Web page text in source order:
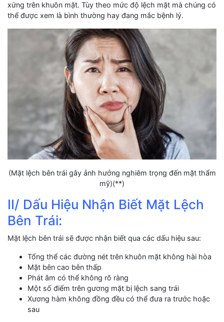
xứng trên khuôn mặt. Tùy theo mức độ lệch mặt mà chúng có
thể được xem là bình thường hay đang mắc bệnh lý.
(Mặt lệch bên trái gây ảnh hưởng nghiêm trọng đến mặt thẩm
mỹ)(**)
II/ Dấu Hiệu Nhận Biết Mặt Lệch
Bên Trái:
Mặt lệch bên trái sẽ được nhận biết qua các dấu hiệu sau:
Tổng thể các đường nét trên khuôn mặt không hài hòa
Mặt bên cao bên thấp
Phát âm có thể không rõ ràng
Một số điểm trên gương mặt bị lệch sang trái
Xương hàm không đồng đều có thể đưa ra trước hoặc
sau